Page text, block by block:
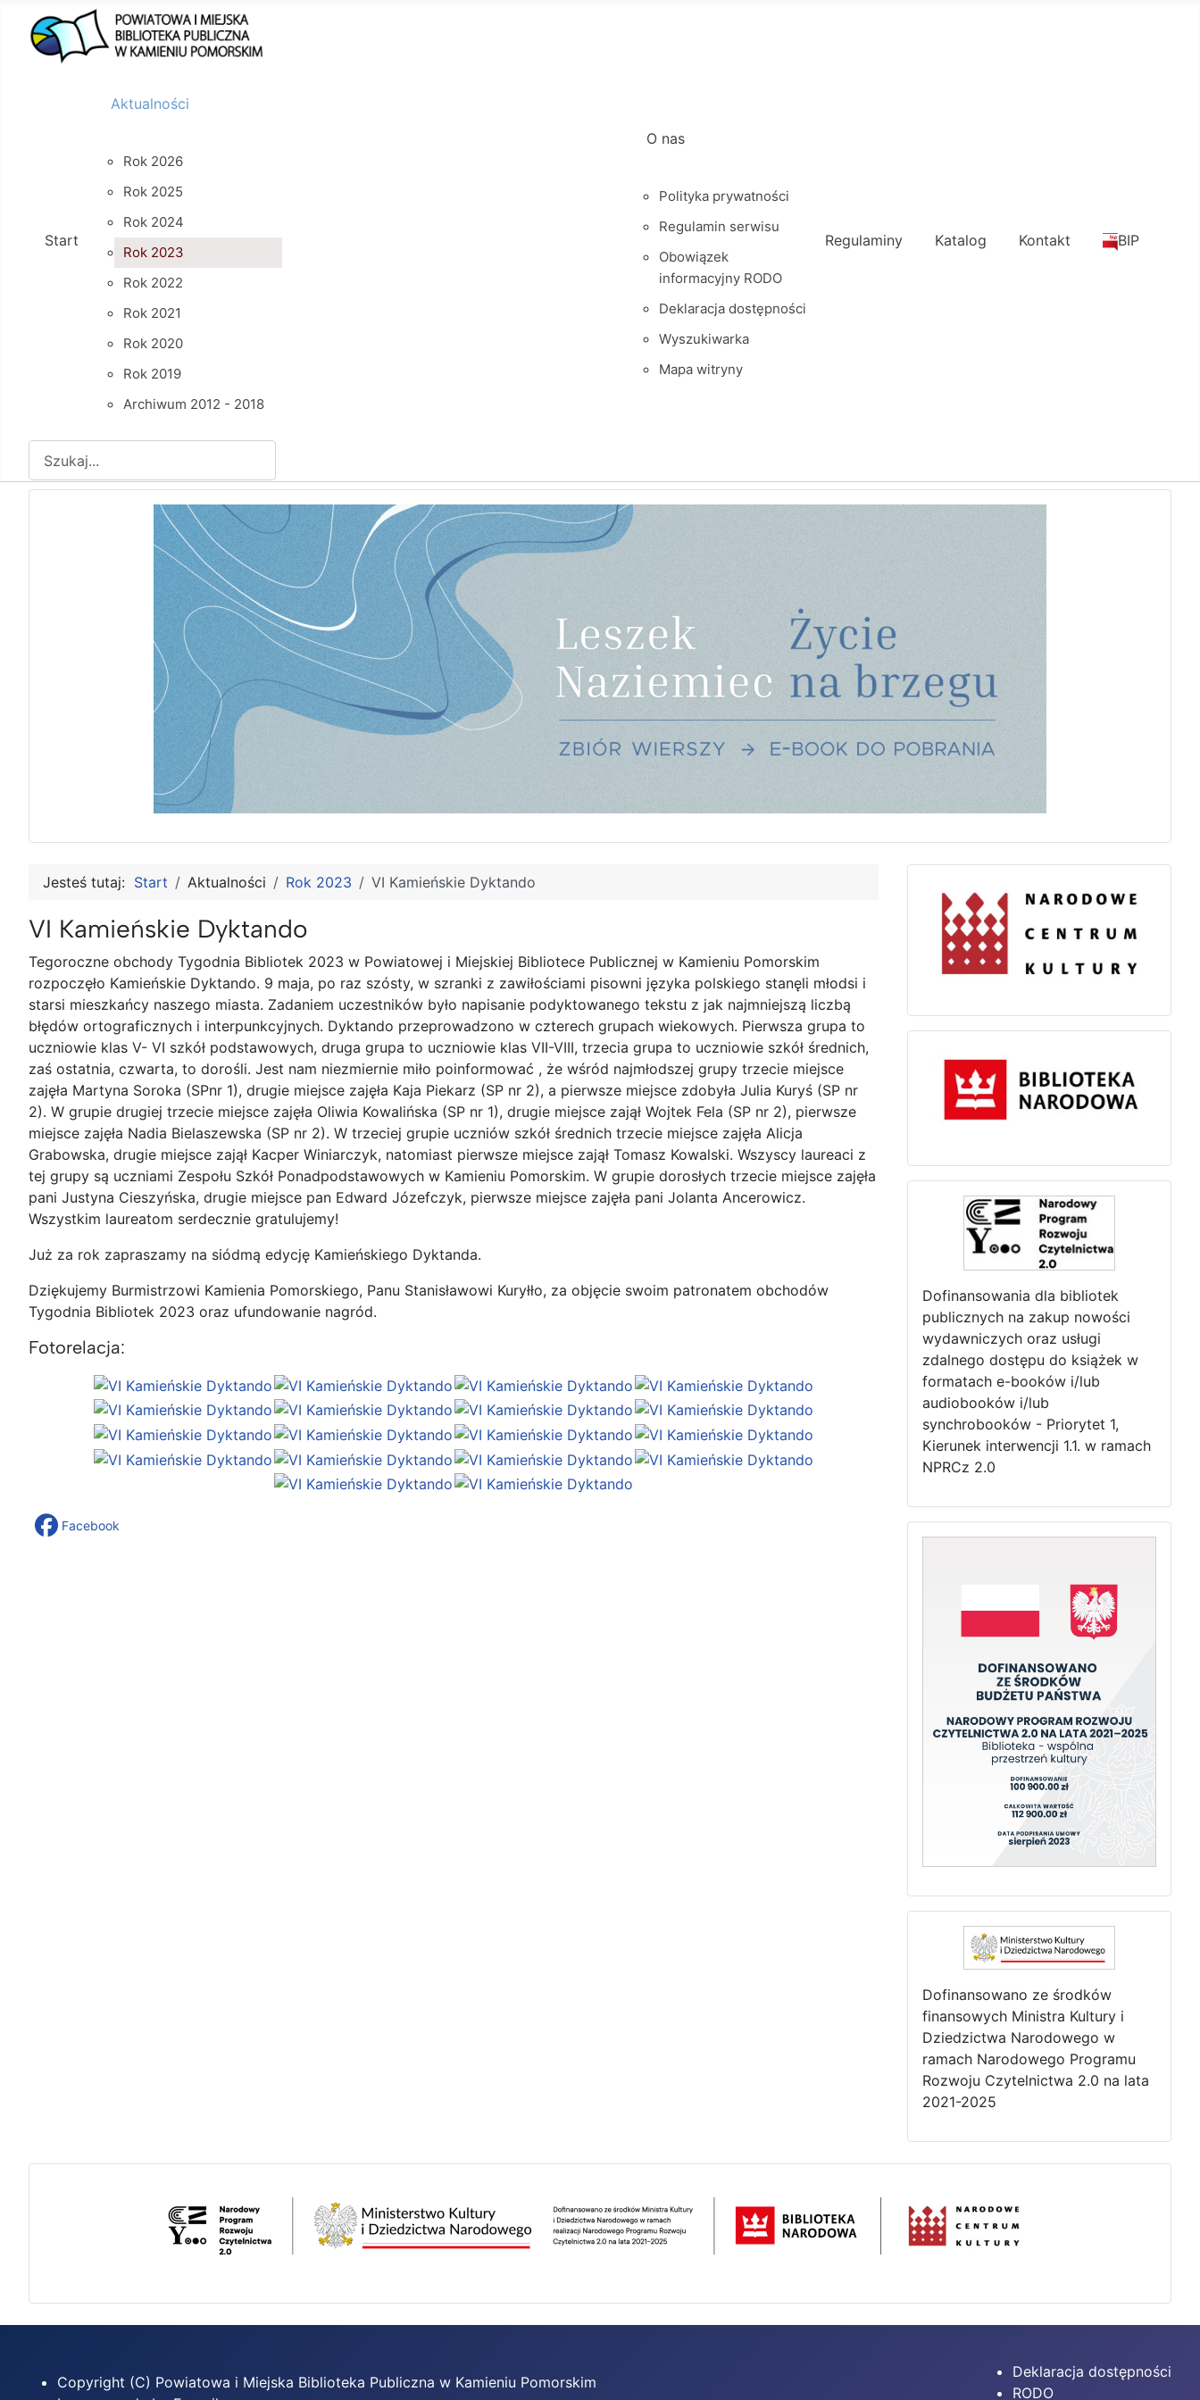
Start
Aktualności
Rok 2026
Rok 2025
Rok 2024
Rok 2023
Rok 2022
Rok 2021
Rok 2020
Rok 2019
Archiwum 2012 - 2018
O nas
Polityka prywatności
Regulamin serwisu
Obowiązek
informacyjny RODO
Deklaracja dostępności
Wyszukiwarka
Mapa witryny
Regulaminy Katalog Kontakt BIP
Jesteś tutaj: Start Aktualności Rok 2023 VI Kamieńskie Dyktando
VI Kamieńskie Dyktando
Tegoroczne obchody Tygodnia Bibliotek 2023 w Powiatowej i Miejskiej Bibliotece Publicznej w Kamieniu Pomorskim
rozpoczęło Kamieńskie Dyktando. 9 maja, po raz szósty, w szranki z zawiłościami pisowni języka polskiego stanęli młodsi i
starsi mieszkańcy naszego miasta. Zadaniem uczestników było napisanie podyktowanego tekstu z jak najmniejszą liczbą
błędów ortograficznych i interpunkcyjnych. Dyktando przeprowadzono w czterech grupach wiekowych. Pierwsza grupa to
uczniowie klas V- VI szkół podstawowych, druga grupa to uczniowie klas VII-VIII, trzecia grupa to uczniowie szkół średnich,
zaś ostatnia, czwarta, to dorośli. Jest nam niezmiernie miło poinformować , że wśród najmłodszej grupy trzecie miejsce
zajęła Martyna Soroka (SPnr 1), drugie miejsce zajęła Kaja Piekarz (SP nr 2), a pierwsze miejsce zdobyła Julia Kuryś (SP nr
2). W grupie drugiej trzecie miejsce zajęła Oliwia Kowalińska (SP nr 1), drugie miejsce zajął Wojtek Fela (SP nr 2), pierwsze
miejsce zajęła Nadia Bielaszewska (SP nr 2). W trzeciej grupie uczniów szkół średnich trzecie miejsce zajęła Alicja
Grabowska, drugie miejsce zajął Kacper Winiarczyk, natomiast pierwsze miejsce zajął Tomasz Kowalski. Wszyscy laureaci z
tej grupy są uczniami Zespołu Szkół Ponadpodstawowych w Kamieniu Pomorskim. W grupie dorosłych trzecie miejsce zajęła
pani Justyna Cieszyńska, drugie miejsce pan Edward Józefczyk, pierwsze miejsce zajęła pani Jolanta Ancerowicz.
Wszystkim laureatom serdecznie gratulujemy!
Już za rok zapraszamy na siódmą edycję Kamieńskiego Dyktanda.
Dziękujemy Burmistrzowi Kamienia Pomorskiego, Panu Stanisławowi Kuryłło, za objęcie swoim patronatem obchodów
Tygodnia Bibliotek 2023 oraz ufundowanie nagród.
Fotorelacja:
Facebook
Dofinansowania dla bibliotek
publicznych na zakup nowości
wydawniczych oraz usługi
zdalnego dostępu do książek w
formatach e-booków i/lub
audiobooków i/lub
synchrobooków - Priorytet 1,
Kierunek interwencji 1.1. w ramach
NPRCz 2.0
Dofinansowano ze środków
finansowych Ministra Kultury i
Dziedzictwa Narodowego w
ramach Narodowego Programu
Rozwoju Czytelnictwa 2.0 na lata
2021-2025
Copyright (C) Powiatowa i Miejska Biblioteka Publiczna w Kamieniu Pomorskim
Deklaracja dostępności
RODO